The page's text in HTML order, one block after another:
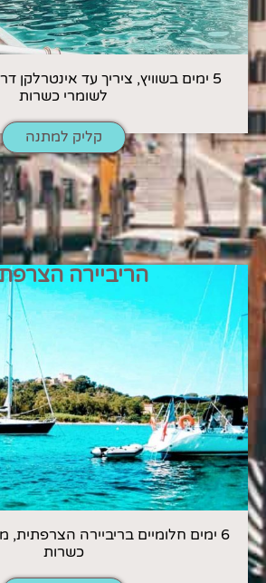
5 ימים בשוויץ, ציריך עד אינטרלקן
לשומרי כשרות
קליק למתנה
הריביירה
6 ימים חלומיים בריביירה
כשרות